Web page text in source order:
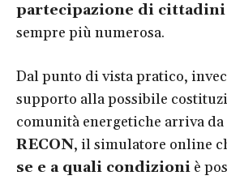
partecipazione di
sempre più numerosa.
Dal punto di vista pratico,
supporto alla possibile
comunità energetiche arriva da
RECON, il simulatore online
se e a quali condizioni è